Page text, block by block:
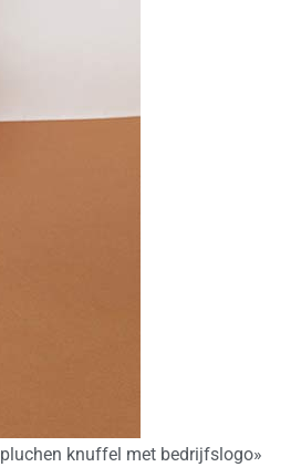
knuffel met bedrijfslogo»